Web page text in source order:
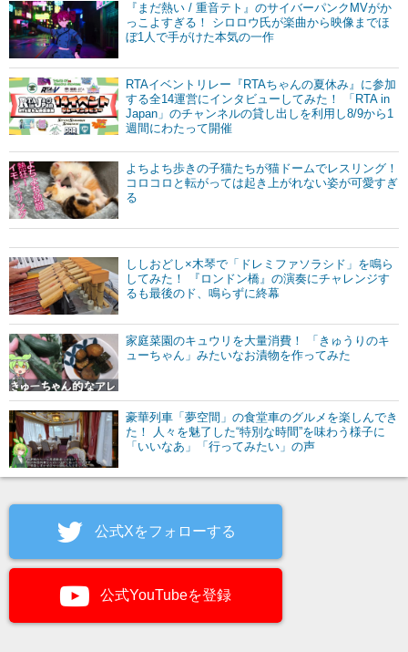
『まだ熱い / 重音テト』のサイバーパンクMVがか
っこよすぎる！ シロロウ氏が楽曲から映像までほ
ぼ1人で手がけた本気の一作
RTAイベントリレー『RTAちゃんの夏休み』に参加
する全14運営にインタビューしてみた！ 「RTA in
Japan」のチャンネルの貸し出しを利用し8/9から1
週間にわたって開催
よちよち歩きの子猫たちが猫ドームでレスリング！
コロコロと転がっては起き上がれない姿が可愛すぎ
る
ししおどし×木琴で「ドレミファソラシド」を鳴ら
してみた！ 『ロンドン橋』の演奏にチャレンジす
るも最後のド、鳴らずに終幕
家庭菜園のキュウリを大量消費！ 「きゅうりのキ
ューちゃん」みたいなお漬物を作ってみた
豪華列車「夢空間」の食堂車のグルメを楽しんでき
た！ 人々を魅了した“特別な時間”を味わう様子に
「いいなあ」「行ってみたい」の声
公式Xをフォローする
公式YouTubeを登録